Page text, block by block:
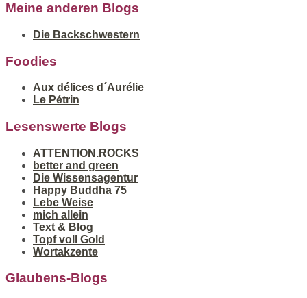
Meine anderen Blogs
Die Backschwestern
Foodies
Aux délices d´Aurélie
Le Pétrin
Lesenswerte Blogs
ATTENTION.ROCKS
better and green
Die Wissensagentur
Happy Buddha 75
Lebe Weise
mich allein
Text & Blog
Topf voll Gold
Wortakzente
Glaubens-Blogs